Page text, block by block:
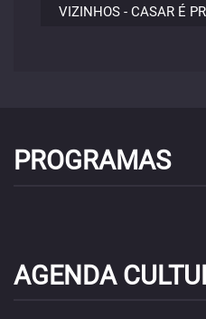
VIZINHOS - CASAR É
PROGRAMAS
AGENDA